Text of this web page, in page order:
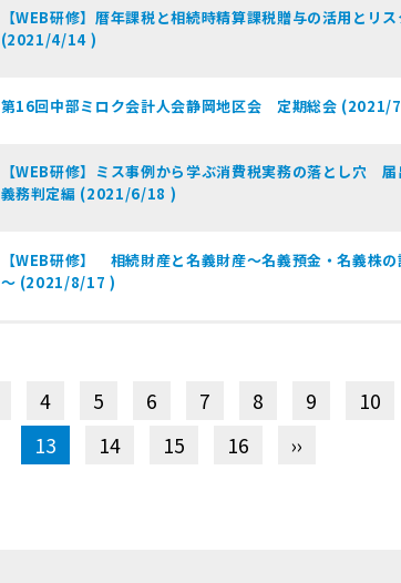
【WEB研修】暦年課税と相続時精算課税贈与の活用とリス
(2021/4/14 )
第16回中部ミロク会計人会静岡地区会 定期総会 (2021/
【WEB研修】ミス事例から学ぶ消費税実務の落とし穴
義務判定編 (2021/6/18 )
【WEB研修】 相続財産と名義財産～名義預金・名義株
～ (2021/8/17 )
4 5 6 7 8 9 10
13
14 15 16 ››